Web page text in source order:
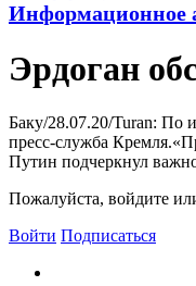
Информационное
Эрдоган
Баку/28.07.20/Turan: По
пресс-служба
Путин подчеркнул
Пожалуйста, войдите
Войти Подписаться